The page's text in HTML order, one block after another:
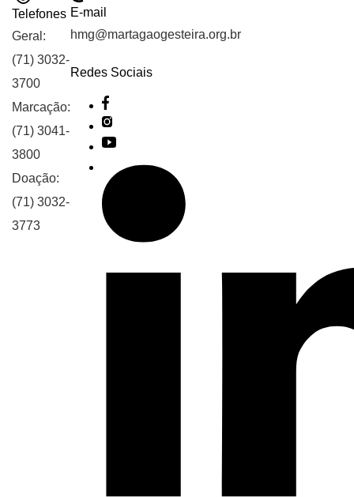
Telefones
Geral:
(71) 3032-
3700
Marcação:
(71) 3041-
3800
Doação:
(71) 3032-
3773
E-mail
hmg@martagaogesteira.org.br
Redes Sociais